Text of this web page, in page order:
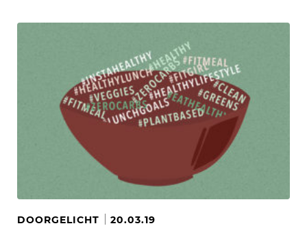
DOORGELICHT 20.03.19